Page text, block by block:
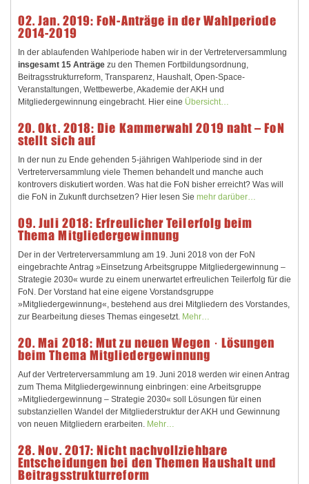
02. Jan. 2019: FoN-Anträge in der Wahlperiode
2014-2019
In der ablaufenden Wahlperiode haben wir in der Vertreterversammlung
insgesamt 15 Anträge zu den Themen Fortbildungsordnung,
Beitragsstrukturreform, Transparenz, Haushalt, Open-Space-
Veranstaltungen, Wettbewerbe, Akademie der AKH und
Mitgliedergewinnung eingebracht. Hier eine Übersicht…
20. Okt. 2018: Die Kammerwahl 2019 naht – FoN
stellt sich auf
In der nun zu Ende gehenden 5-jährigen Wahlperiode sind in der
Vertreterversammlung viele Themen behandelt und manche auch
kontrovers diskutiert worden. Was hat die FoN bisher erreicht? Was will
die FoN in Zukunft durchsetzen? Hier lesen Sie mehr darüber…
09. Juli 2018: Erfreulicher Teilerfolg beim
Thema Mitgliedergewinnung
Der in der Vertreterversammlung am 19. Juni 2018 von der FoN
eingebrachte Antrag »Einsetzung Arbeitsgruppe Mitgliedergewinnung –
Strategie 2030« wurde zu einem unerwartet erfreulichen Teilerfolg für die
FoN. Der Vorstand hat eine eigene Vorstandsgruppe
»Mitgliedergewinnung«, bestehend aus drei Mitgliedern des Vorstandes,
zur Bearbeitung dieses Themas eingesetzt. Mehr…
20. Mai 2018: Mut zu neuen Wegen · Lösungen
beim Thema Mitgliedergewinnung
Auf der Vertreterversammlung am 19. Juni 2018 werden wir einen Antrag
zum Thema Mitgliedergewinnung einbringen: eine Arbeitsgruppe
»Mitgliedergewinnung – Strategie 2030« soll Lösungen für einen
substanziellen Wandel der Mitgliederstruktur der AKH und Gewinnung
von neuen Mitgliedern erarbeiten. Mehr…
28. Nov. 2017: Nicht nachvollziehbare
Entscheidungen bei den Themen Haushalt und
Beitragsstrukturreform